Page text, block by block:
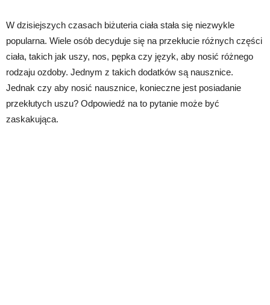
W dzisiejszych czasach biżuteria ciała stała się niezwykle
popularna. Wiele osób decyduje się na przekłucie różnych części
ciała, takich jak uszy, nos, pępka czy język, aby nosić różnego
rodzaju ozdoby. Jednym z takich dodatków są nausznice.
Jednak czy aby nosić nausznice, konieczne jest posiadanie
przekłutych uszu? Odpowiedź na to pytanie może być
zaskakująca.